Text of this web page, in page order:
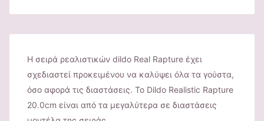
Η σειρά ρεαλιστικών dildo Real Rapture έχει
σχεδιαστεί προκειμένου να καλύψει όλα τα γούστα,
όσο αφορά τις διαστάσεις. Το Dildo Realistic Rapture
20.0cm είναι από τα μεγαλύτερα σε διαστάσεις